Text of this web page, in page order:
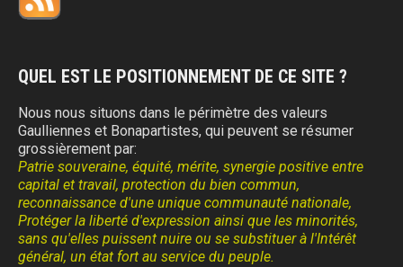
QUEL EST LE POSITIONNEMENT DE CE SITE ?
Nous nous situons dans le périmètre des valeurs
Gaulliennes et Bonapartistes, qui peuvent se résumer
grossièrement par:
Patrie souveraine, équité, mérite, synergie positive entre
capital et travail, protection du bien commun,
reconnaissance d'une unique communauté nationale,
Protéger la liberté d'expression ainsi que les minorités,
sans qu'elles puissent nuire ou se substituer à l'Intérêt
général, un état fort au service du peuple.